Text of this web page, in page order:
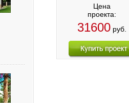
Цена
проекта:
31600руб.